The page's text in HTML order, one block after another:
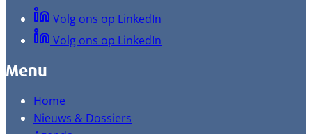
Volg ons op LinkedIn
Volg ons op LinkedIn
Menu
Home
Nieuws & Dossiers